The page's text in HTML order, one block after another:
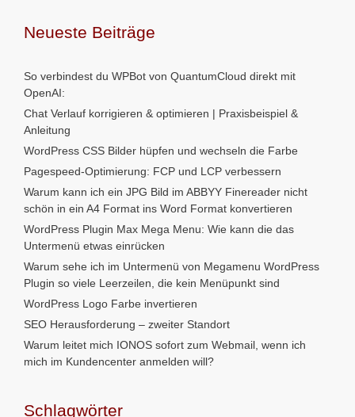
Neueste Beiträge
So verbindest du WPBot von QuantumCloud direkt mit
OpenAI:
Chat Verlauf korrigieren & optimieren | Praxisbeispiel &
Anleitung
WordPress CSS Bilder hüpfen und wechseln die Farbe
Pagespeed-Optimierung: FCP und LCP verbessern
Warum kann ich ein JPG Bild im ABBYY Finereader nicht
schön in ein A4 Format ins Word Format konvertieren
WordPress Plugin Max Mega Menu: Wie kann die das
Untermenü etwas einrücken
Warum sehe ich im Untermenü von Megamenu WordPress
Plugin so viele Leerzeilen, die kein Menüpunkt sind
WordPress Logo Farbe invertieren
SEO Herausforderung – zweiter Standort
Warum leitet mich IONOS sofort zum Webmail, wenn ich
mich im Kundencenter anmelden will?
Schlagwörter